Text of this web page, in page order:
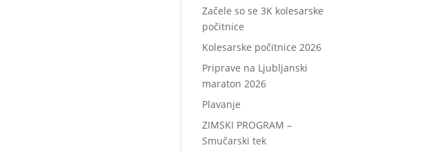
Začele so se 3K kolesarske
počitnice
Kolesarske počitnice 2026
Priprave na Ljubljanski
maraton 2026
Plavanje
ZIMSKI PROGRAM –
Smučarski tek